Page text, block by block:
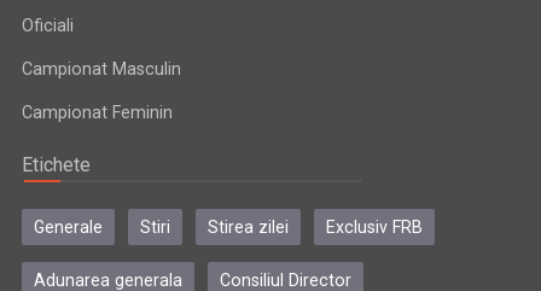
Oficiali
Campionat Masculin
Campionat Feminin
Etichete
Generale Stiri Stirea zilei Exclusiv FRB
Adunarea generala Consiliul Director